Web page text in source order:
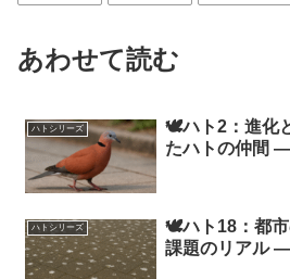
あわせて読む
ハトシリーズ
🕊️ハト2：進化
たハトの仲間 ―
ハトシリーズ
🕊️ハト18：都
課題のリアル ―